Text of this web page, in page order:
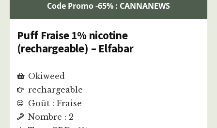
Code Promo -65% : CANNANEWS
Puff Fraise 1% nicotine
(rechargeable) – Elfabar
Okiweed
rechargeable
Goût : Fraise
Nombre : 2